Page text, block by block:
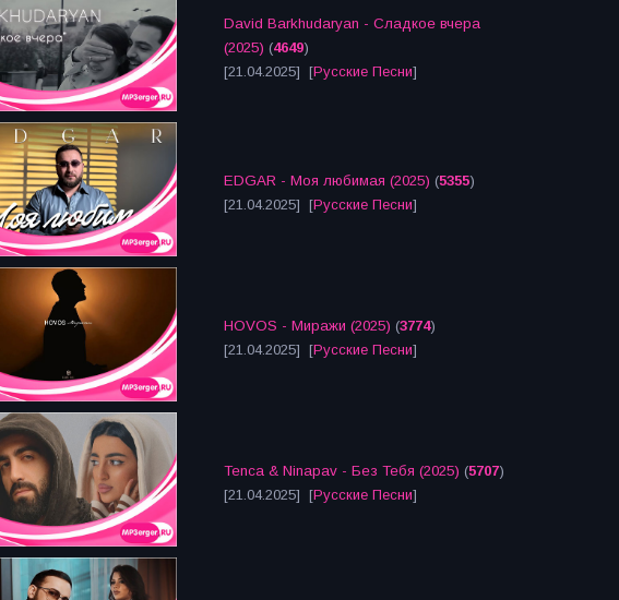
David Barkhudaryan - Сладкое вчера
(2025) (4649)
[21.04.2025] [Русские Песни]
EDGAR - Моя любимая (2025) (5355)
[21.04.2025] [Русские Песни]
HOVOS - Миражи (2025) (3774)
[21.04.2025] [Русские Песни]
Tenca & Ninapav - Без Тебя (2025) (5707)
[21.04.2025] [Русские Песни]